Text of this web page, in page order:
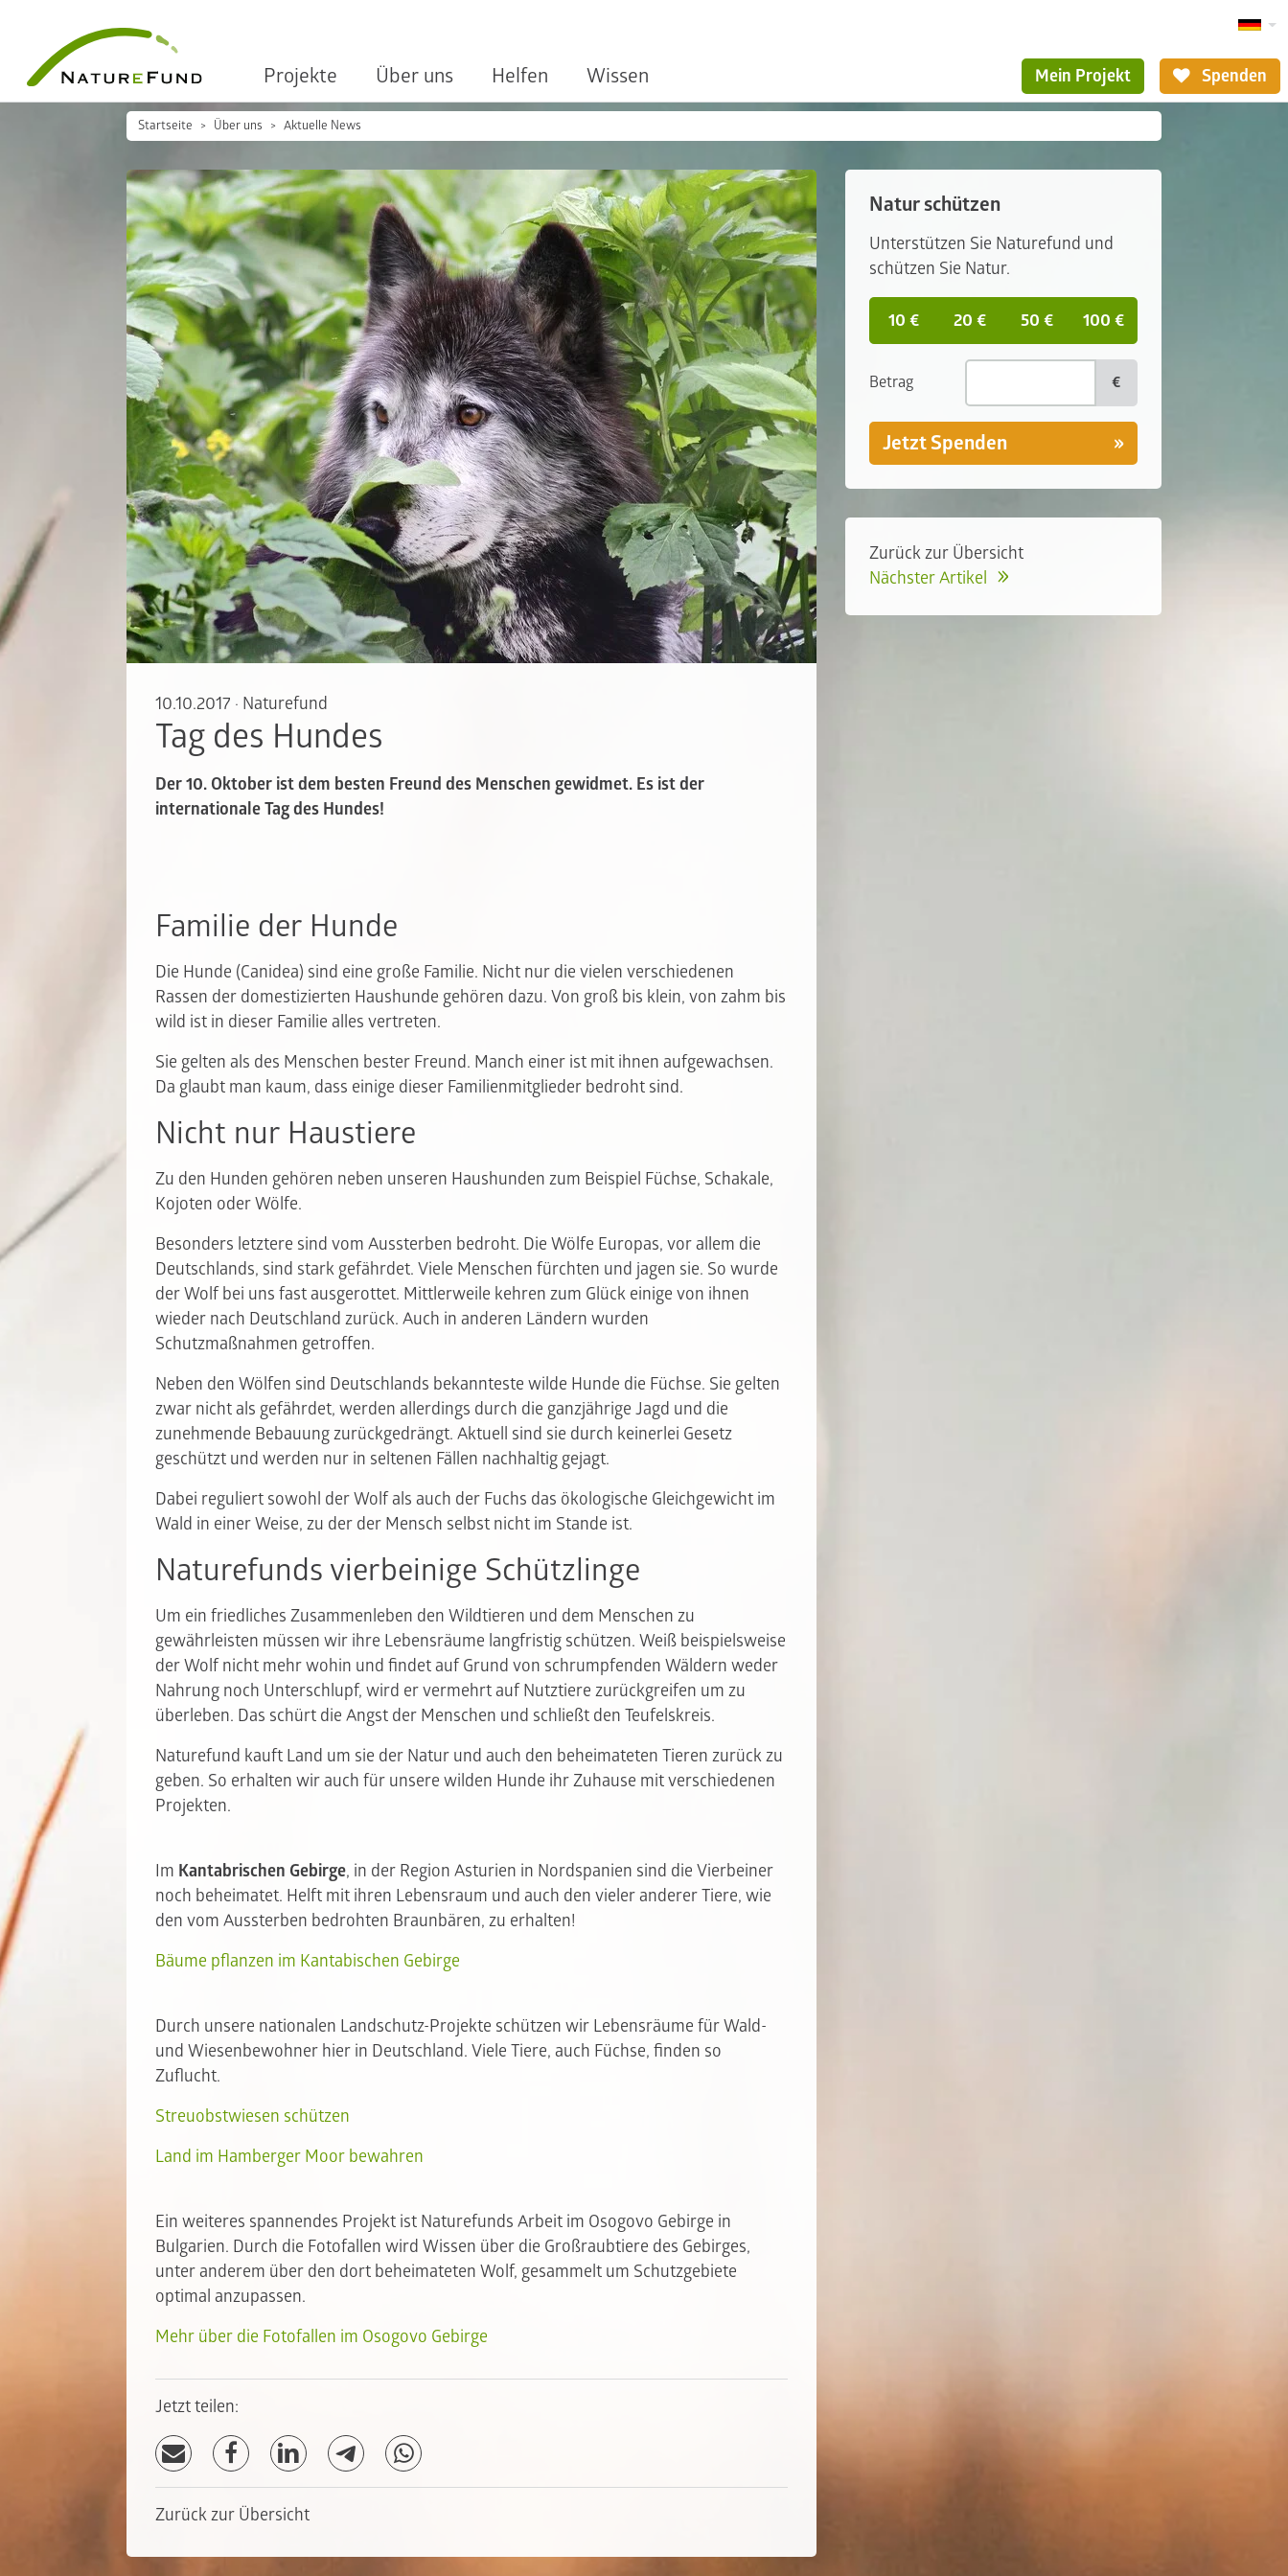
Projekte Über uns Helfen Wissen Mein Projekt Spenden
Startseite Über uns Aktuelle News
10.10.2017 · Naturefund
Tag des Hundes
Der 10. Oktober ist dem besten Freund des Menschen gewidmet. Es ist der
internationale Tag des Hundes!
Familie der Hunde
Die Hunde (Canidea) sind eine große Familie. Nicht nur die vielen verschiedenen
Rassen der domestizierten Haushunde gehören dazu. Von groß bis klein, von zahm bis
wild ist in dieser Familie alles vertreten.
Sie gelten als des Menschen bester Freund. Manch einer ist mit ihnen aufgewachsen.
Da glaubt man kaum, dass einige dieser Familienmitglieder bedroht sind.
Nicht nur Haustiere
Zu den Hunden gehören neben unseren Haushunden zum Beispiel Füchse, Schakale,
Kojoten oder Wölfe.
Besonders letztere sind vom Aussterben bedroht. Die Wölfe Europas, vor allem die
Deutschlands, sind stark gefährdet. Viele Menschen fürchten und jagen sie. So wurde
der Wolf bei uns fast ausgerottet. Mittlerweile kehren zum Glück einige von ihnen
wieder nach Deutschland zurück. Auch in anderen Ländern wurden
Schutzmaßnahmen getroffen.
Neben den Wölfen sind Deutschlands bekannteste wilde Hunde die Füchse. Sie gelten
zwar nicht als gefährdet, werden allerdings durch die ganzjährige Jagd und die
zunehmende Bebauung zurückgedrängt. Aktuell sind sie durch keinerlei Gesetz
geschützt und werden nur in seltenen Fällen nachhaltig gejagt.
Dabei reguliert sowohl der Wolf als auch der Fuchs das ökologische Gleichgewicht im
Wald in einer Weise, zu der der Mensch selbst nicht im Stande ist.
Naturefunds vierbeinige Schützlinge
Um ein friedliches Zusammenleben den Wildtieren und dem Menschen zu
gewährleisten müssen wir ihre Lebensräume langfristig schützen. Weiß beispielsweise
der Wolf nicht mehr wohin und findet auf Grund von schrumpfenden Wäldern weder
Nahrung noch Unterschlupf, wird er vermehrt auf Nutztiere zurückgreifen um zu
überleben. Das schürt die Angst der Menschen und schließt den Teufelskreis.
Naturefund kauft Land um sie der Natur und auch den beheimateten Tieren zurück zu
geben. So erhalten wir auch für unsere wilden Hunde ihr Zuhause mit verschiedenen
Projekten.
Im Kantabrischen Gebirge, in der Region Asturien in Nordspanien sind die Vierbeiner
noch beheimatet. Helft mit ihren Lebensraum und auch den vieler anderer Tiere, wie
den vom Aussterben bedrohten Braunbären, zu erhalten!
Bäume pflanzen im Kantabischen Gebirge
Durch unsere nationalen Landschutz-Projekte schützen wir Lebensräume für Wald-
und Wiesenbewohner hier in Deutschland. Viele Tiere, auch Füchse, finden so
Zuflucht.
Streuobstwiesen schützen
Land im Hamberger Moor bewahren
Ein weiteres spannendes Projekt ist Naturefunds Arbeit im Osogovo Gebirge in
Bulgarien. Durch die Fotofallen wird Wissen über die Großraubtiere des Gebirges,
unter anderem über den dort beheimateten Wolf, gesammelt um Schutzgebiete
optimal anzupassen.
Mehr über die Fotofallen im Osogovo Gebirge
Jetzt teilen:
Zurück zur Übersicht
Natur schützen
Unterstützen Sie Naturefund und
schützen Sie Natur.
10 € 20 € 50 € 100 €
Betrag €
Jetzt Spenden
Zurück zur Übersicht
Nächster Artikel